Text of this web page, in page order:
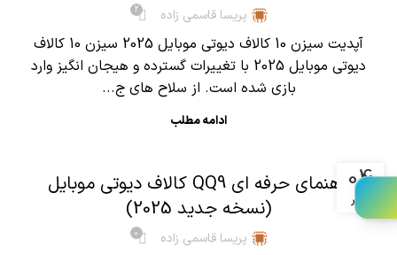
پریسا قاسمی زاده 2
آپدیت سیزن 10 کالاف دیوتی موبایل 2025 سیزن 10 کالاف
دیوتی موبایل 2025 با تغییرات گسترده و هیجان انگیز وارد
بازی شده است. از سلاح های ج...
ادامه مطلب
04
اکتبر
راهنمای حرفه ای QQ9 کالاف دیوتی موبایل
(نسخه جدید 2025)
پریسا قاسمی زاده 0